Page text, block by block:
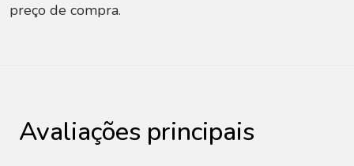
preço de compra.
Avaliações principais